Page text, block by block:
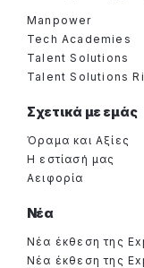
Manpower
Tech Academies
Talent Solutions
Talent Solutions
Σχετικά με εμάς
Όραμα και Αξίες
Η εστίασή μας
Αειφορία
Νέα
Νέα έκθεση της
Νέα έκθεση της